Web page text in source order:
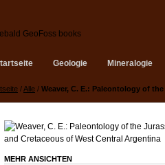
Geologie Mineralogie
/Alle / Weaver, C. E.: Paleontology of
MEHR ANSICHTEN